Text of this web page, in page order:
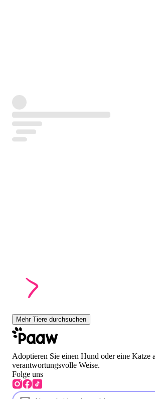
Mehr Tiere durchsuchen
Adoptieren Sie einen Hund oder eine Katze
verantwortungsvolle Weise.
Folge uns